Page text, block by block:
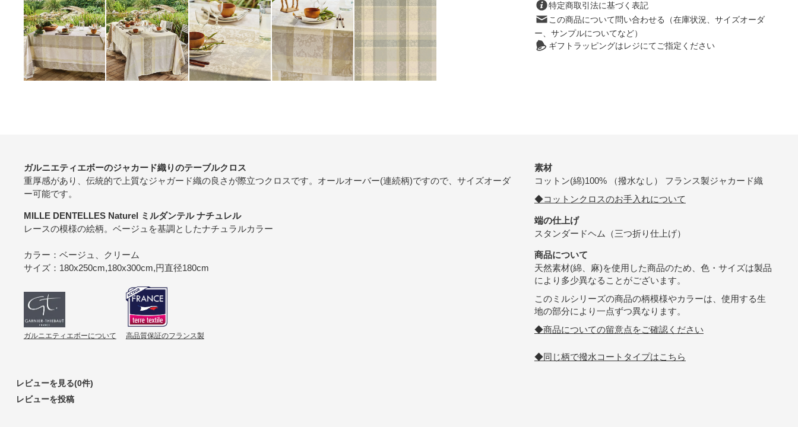
特定商取引法に基づく表記
この商品について問い合わせる（在庫状況、サイズオーダ
ー、サンプルについてなど）
ギフトラッピングはレジにてご指定ください
ガルニエティエボーのジャカード織りのテーブルクロス
重厚感があり、伝統的で上質なジャガード織の良さが際立つクロスです。オールオーバー(連続柄)ですので、サイズオーダ
ー可能です。
MILLE DENTELLES Naturel ミルダンテル ナチュレル
レースの模様の絵柄。ベージュを基調としたナチュラルカラー
カラー：ベージュ、クリーム
サイズ：180x250cm,180x300cm,円直径180cm
ガルニエティエボーについて 高品質保証のフランス製
素材
コットン(綿)100% （撥水なし） フランス製ジャカード織
◆コットンクロスのお手入れについて
端の仕上げ
スタンダードヘム（三つ折り仕上げ）
商品について
天然素材(綿、麻)を使用した商品のため、色・サイズは製品
により多少異なることがございます。
このミルシリーズの商品の柄模様やカラーは、使用する生
地の部分により一点ずつ異なります。
◆商品についての留意点をご確認ください
◆同じ柄で撥水コートタイプはこちら
レビューを見る(0件)
レビューを投稿